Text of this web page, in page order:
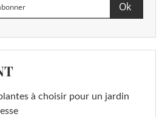
à choisir pour un jardin